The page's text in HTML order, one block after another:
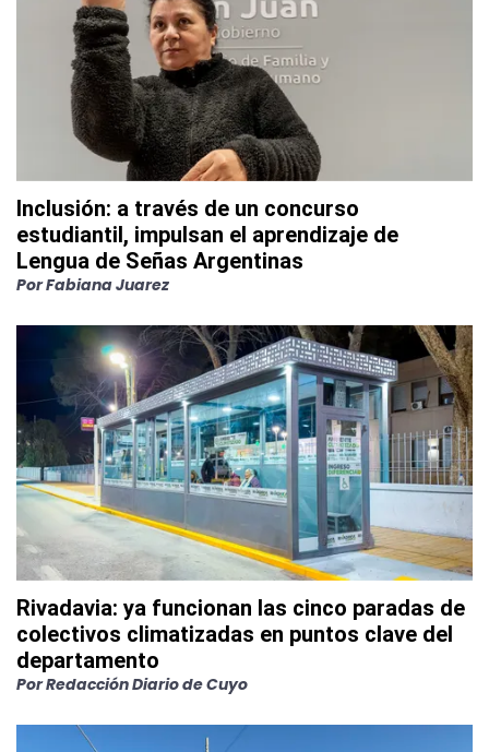
Inclusión: a través de un concurso
estudiantil, impulsan el aprendizaje de
Lengua de Señas Argentinas
PorFabiana Juarez
Rivadavia: ya funcionan las cinco paradas de
colectivos climatizadas en puntos clave del
departamento
PorRedacción Diario de Cuyo